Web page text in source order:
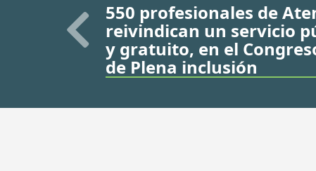
550 profesionales de
reivindican un servicio
y gratuito, en el
de Plena inclusión